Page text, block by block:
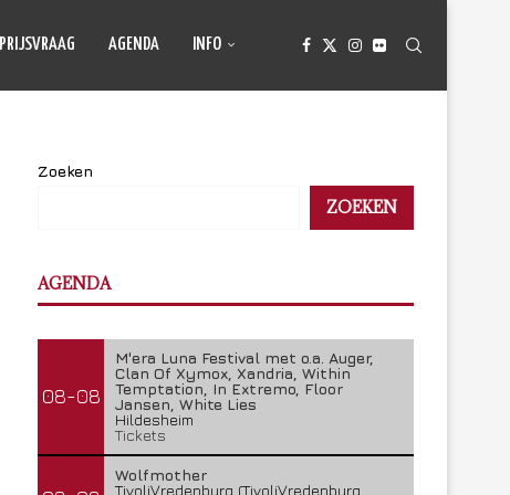
PRIJSVRAAG AGENDA INFO
Zoeken
ZOEKEN
AGENDA
08-08
M'era Luna Festival met o.a. Auger,
Clan Of Xymox, Xandria, Within
Temptation, In Extremo, Floor
Jansen, White Lies
Hildesheim
Tickets
Wolfmother
TivoliVredenburg (TivoliVredenburg